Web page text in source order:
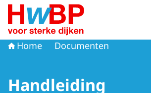
Naar de homepage van
Home Documenten
Handleiding